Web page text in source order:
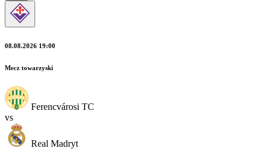
08.08.2026 19:00
Mecz towarzyski
Ferencvárosi TC
vs
Real Madryt